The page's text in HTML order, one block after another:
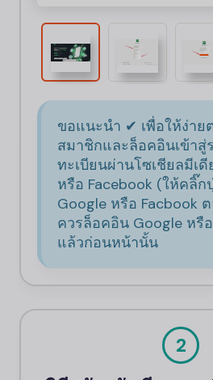
ขอแนะนำ ✔ เพื่อให้ง่าย
สมาชิกและล็อคอินเข้าสู่
ทะเบียนผ่านโซเชียลมีเ
หรือ Facebook (ให้คลิ๊ก
Google หรือ Facbook
ควรล็อคอิน Google หรื
แล้วก่อนหน้านั้น
2